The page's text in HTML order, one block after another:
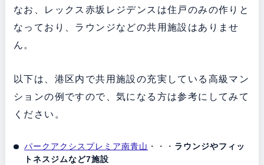
なお、レックス赤坂レジデンスは住戸のみの作りと
なっており、ラウンジなどの共用施設はありませ
ん。
以下は、港区内で共用施設の充実している高級マン
ションの例ですので、気になる方は参考にしてみて
ください。
パークアクシスプレミア南青山 ・・・ ラウンジやフィッ
トネスジムなど7施設